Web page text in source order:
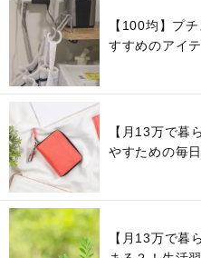
【100均】プ
すすめのアイ
【月13万で暮
やすための毎
【月13万で暮